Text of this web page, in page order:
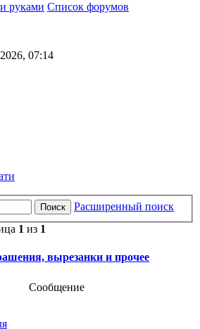
руками Список форумов
07:14
Поиск
Расширенный поиск
1 из 1
вырезанки и прочее
Сообщение